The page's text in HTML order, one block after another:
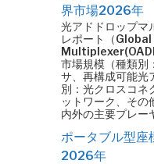
界市場2026年
光アドドロップマ
レポート（
市場規模（種類別
サ、再構成可能光
別：光クロスコネ
ットワーク、その
内外の主要プレ
ポータブル型座
2026年